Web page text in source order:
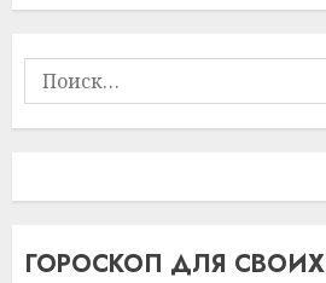
Найти:
ГОРОСКОП ДЛЯ СВОИХ